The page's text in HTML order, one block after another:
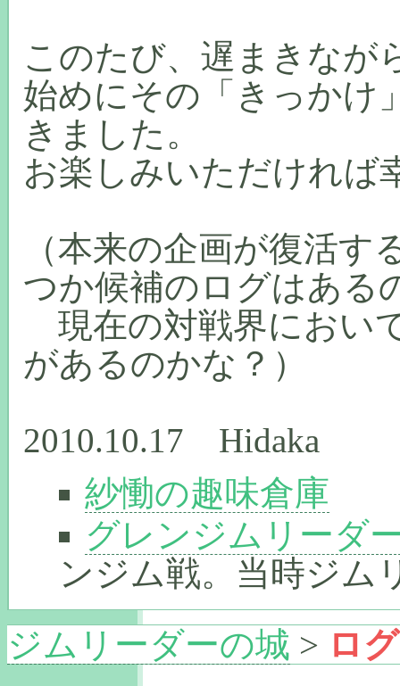
このたび、遅まきなが
始めにその「きっかけ
きました。
お楽しみいただければ
（本来の企画が復活
つか候補のログはあ
現在の対戦界におい
があるのかな？）
2010.10.17 Hidaka
紗慟の趣味倉庫
グレンジムリーダ
ンジム戦。当時ジム
ジムリーダーの城 > ロ